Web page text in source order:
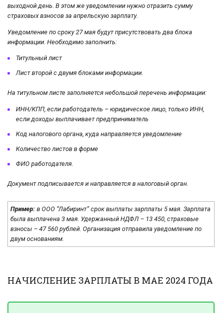
выходной день. В этом же уведомлении нужно отразить сумму
страховых взносов за апрельскую зарплату.
Уведомление по сроку 27 мая будут присутствовать два блока
информации. Необходимо заполнить:
Титульный лист
Лист второй с двумя блоками информации.
На титульном листе заполняется небольшой перечень информации:
ИНН/КПП, если работодатель – юридическое лицо, только ИНН,
если доходы выплачивает предприниматель
Код налогового органа, куда направляется уведомление
Количество листов в форме
ФИО работодателя.
Документ подписывается и направляется в налоговый орган.
Пример: в ООО “Лабиринт” срок выплаты зарплаты 5 мая. Зарплата
была выплачена 3 мая. Удержанный НДФЛ – 13 450, страховые
взносы – 47 560 рублей. Организация отправила уведомление по
двум основаниям.
НАЧИСЛЕНИЕ ЗАРПЛАТЫ В МАЕ 2024 ГОДА